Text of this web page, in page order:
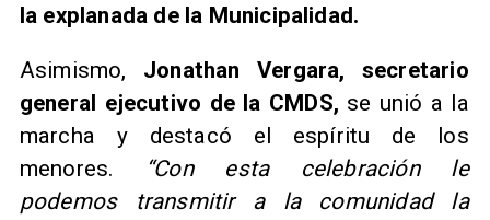
la explanada de la Municipalidad.
Asimismo, Jonathan Vergara, secretario
general ejecutivo de la CMDS, se unió a la
marcha y destacó el espíritu de los
menores.
“Con esta celebración le
podemos transmitir a la comunidad la